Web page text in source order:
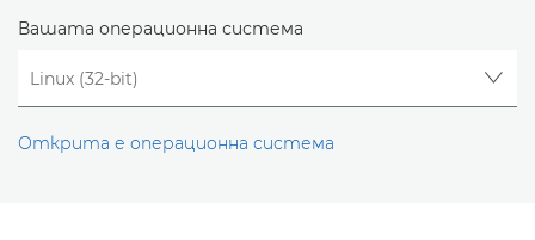
Вашата операционна система
Открита е операционна система